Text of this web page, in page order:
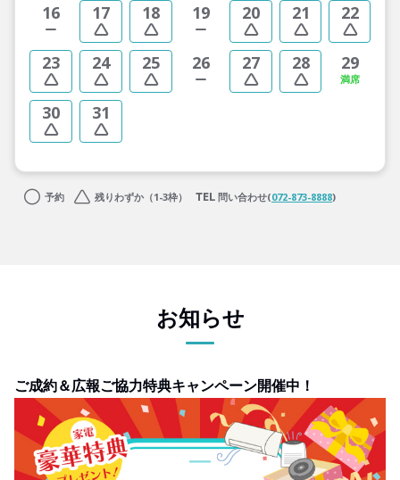
16 17 18 19 20 21 22
23 24 25 26 27 28 29
30 31
予約 残りわずか（1-3枠） 問い合わせ(072-873-8888)
お知らせ
ご成約＆広報ご協力特典キャンペーン開催中！